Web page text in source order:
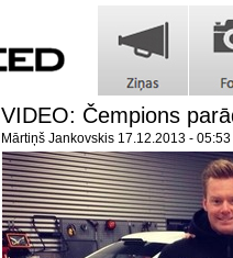
VIDEO: Čempions
Mārtiņš Jankovskis 17.12.2013 - 05:53